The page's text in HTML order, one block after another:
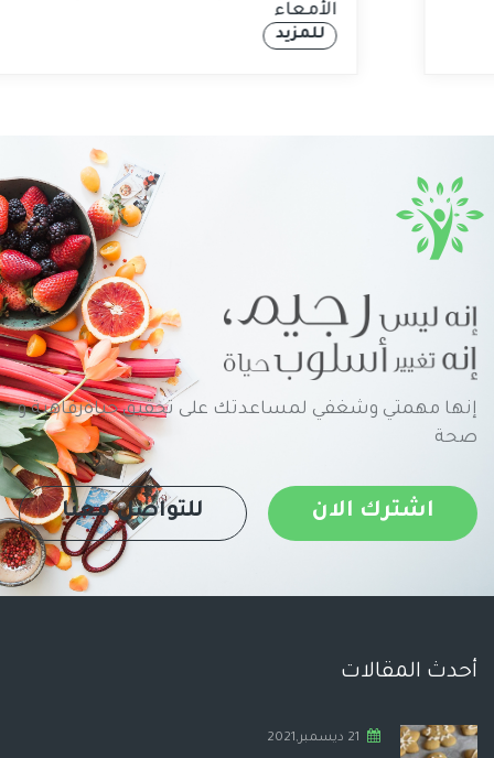
إنها مهمتي وشغفي لمساعدتك على تحقيق حياةرفاهية و
صحة
اشترك الان للتواصل معنا
أحدث المقالات
21 ديسمبر,2021